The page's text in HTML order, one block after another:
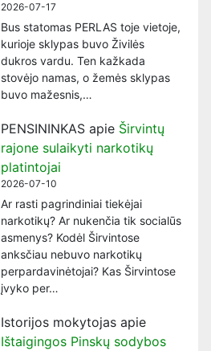
2026-07-17
Bus statomas PERLAS toje vietoje,
kurioje sklypas buvo Živilės
dukros vardu. Ten kažkada
stovėjo namas, o žemės sklypas
buvo mažesnis,…
PENSININKAS apie Širvintų
rajone sulaikyti narkotikų
platintojai
2026-07-10
Ar rasti pagrindiniai tiekėjai
narkotikų? Ar nukenčia tik socialūs
asmenys? Kodėl Širvintose
anksčiau nebuvo narkotikų
perpardavinėtojai? Kas Širvintose
įvyko per…
Istorijos mokytojas apie
Ištaigingos Pinskų sodybos